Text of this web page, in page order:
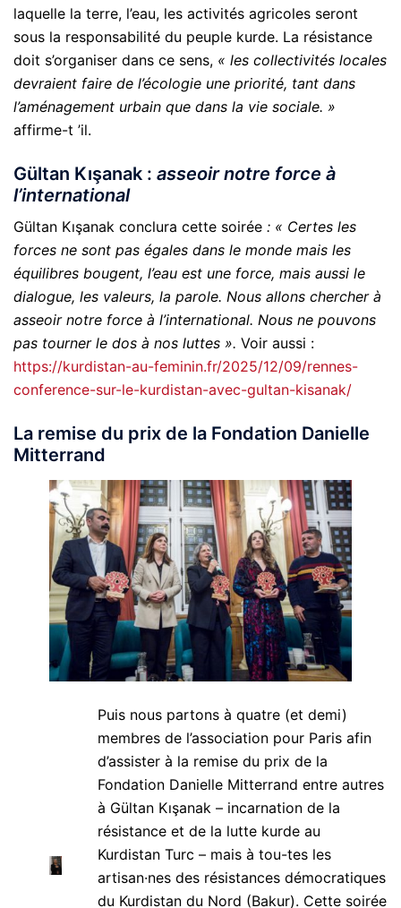
laquelle la terre, l’eau, les activités agricoles seront
sous la responsabilité du peuple kurde. La résistance
doit s’organiser dans ce sens, « les collectivités locales
devraient faire de l’écologie une priorité, tant dans
l’aménagement urbain que dans la vie sociale. »
affirme-t ’il.
Gültan Kışanak : asseoir notre force à
l’international
Gültan Kışanak conclura cette soirée : « Certes les
forces ne sont pas égales dans le monde mais les
équilibres bougent, l’eau est une force, mais aussi le
dialogue, les valeurs, la parole. Nous allons chercher à
asseoir notre force à l’international. Nous ne pouvons
pas tourner le dos à nos luttes ». Voir aussi :
https://kurdistan-au-feminin.fr/2025/12/09/rennes-
conference-sur-le-kurdistan-avec-gultan-kisanak/
La remise du prix de la Fondation Danielle
Mitterrand
Puis nous partons à quatre (et demi)
membres de l’association pour Paris afin
d’assister à la remise du prix de la
Fondation Danielle Mitterrand entre autres
à Gültan Kışanak – incarnation de la
résistance et de la lutte kurde au
Kurdistan Turc – mais à tou-tes les
artisan·nes des résistances démocratiques
du Kurdistan du Nord (Bakur). Cette soirée